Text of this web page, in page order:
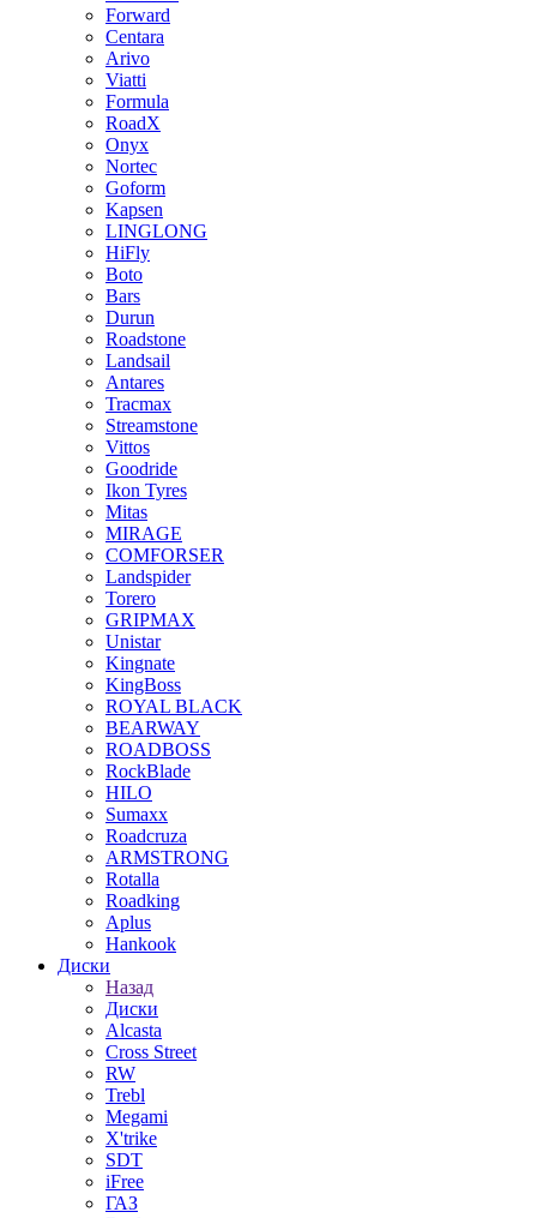
Forward
Centara
Arivo
Viatti
Formula
RoadX
Onyx
Nortec
Goform
Kapsen
LINGLONG
HiFly
Boto
Bars
Durun
Roadstone
Landsail
Antares
Tracmax
Streamstone
Vittos
Goodride
Ikon Tyres
Mitas
MIRAGE
COMFORSER
Landspider
Torero
GRIPMAX
Unistar
Kingnate
KingBoss
ROYAL BLACK
BEARWAY
ROADBOSS
RockBlade
HILO
Sumaxx
Roadcruza
ARMSTRONG
Rotalla
Roadking
Aplus
Hankook
Диски
Назад
Диски
Alcasta
Cross Street
RW
Trebl
Megami
X'trike
SDT
iFree
ГАЗ